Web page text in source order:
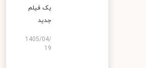
یک فیلم
جدید
1405/04/
19